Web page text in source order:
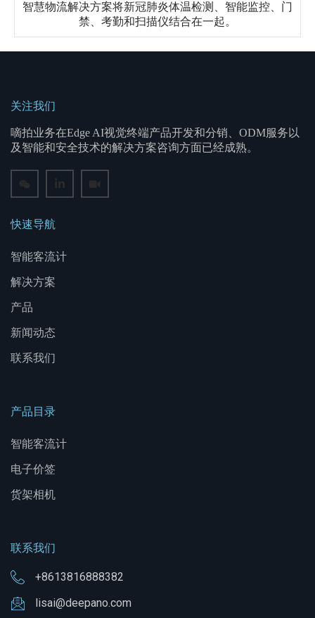
智慧物流解决方案将新冠肺炎体温检测、智能监控、门
禁、考勤和扫描仪结合在一起。
关注我们
嘀拍业务在Edge AI视觉终端产品开发和分销、ODM服务以
及智能和安全技术的解决方案咨询方面已经成熟。
快速导航
智能客流计
解决方案
产品
新闻动态
联系我们
产品目录
智能客流计
电子价签
货架相机
联系我们
+8613816888382
lisai@deepano.com